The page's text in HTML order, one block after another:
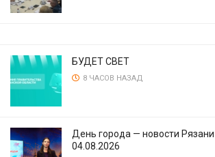
БУДЕТ СВЕТ
8 ЧАСОВ НАЗАД
День города — новости Рязани
04.08.2026